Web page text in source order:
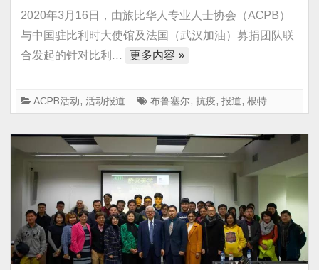
华
人，
子
行”
——
ACPB
首
发
捐
赠
比
利
时
2020年3月16日，由旅比华人专业人士协会（ACPB）
与中国驻比利时大使馆及法国（武汉加油）募捐团队联
合发起的针对比利…
更多内容 »
ACPB活动, 活动报道 布鲁塞尔, 抗疫, 报道, 根特